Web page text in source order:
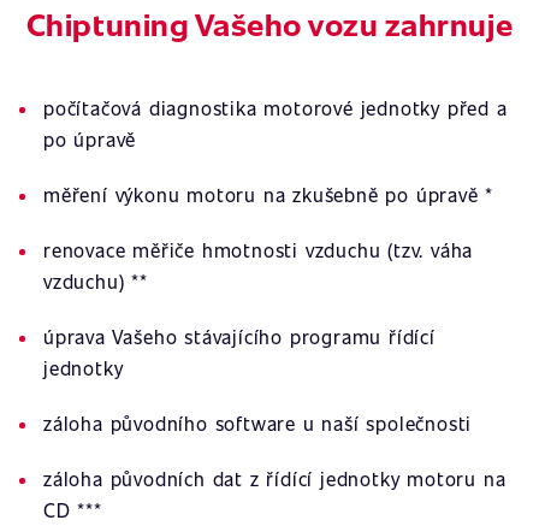
Chiptuning Vašeho vozu zahrnuje
počítačová diagnostika motorové jednotky před a
po úpravě
měření výkonu motoru na zkušebně po úpravě *
renovace měřiče hmotnosti vzduchu (tzv. váha
vzduchu) **
úprava Vašeho stávajícího programu řídící
jednotky
záloha původního software u naší společnosti
záloha původních dat z řídící jednotky motoru na
CD ***